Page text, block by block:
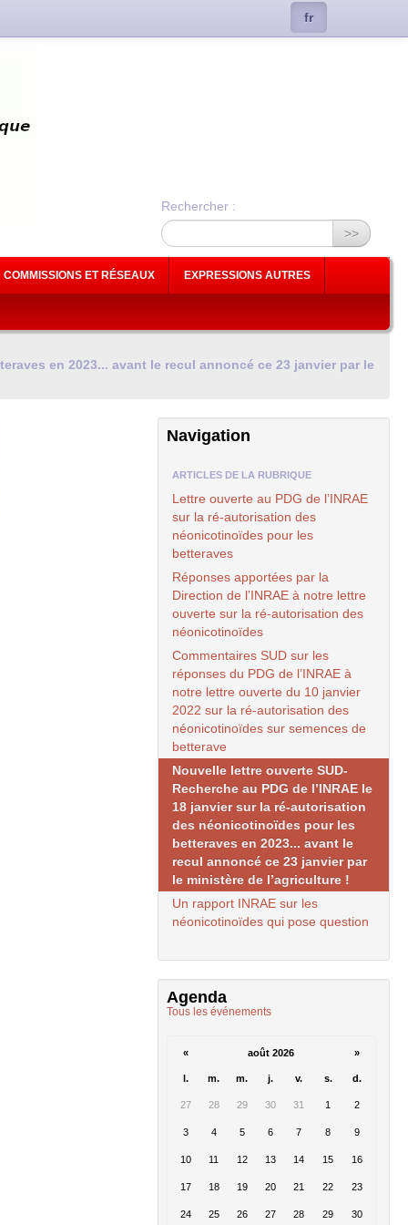
Rechercher :
>>
COMMISSIONS ET RÉSEAUX EXPRESSIONS AUTRES
en 2023... avant le recul annoncé ce 23 janvier par le
Navigation
ARTICLES DE LA RUBRIQUE
Lettre ouverte au PDG de l’INRAE
sur la ré-autorisation des
néonicotinoïdes pour les
betteraves
Réponses apportées par la
Direction de l’INRAE à notre lettre
ouverte sur la ré-autorisation des
néonicotinoïdes
Commentaires SUD sur les
réponses du PDG de l’INRAE à
notre lettre ouverte du 10 janvier
2022 sur la ré-autorisation des
néonicotinoïdes sur semences de
betterave
Nouvelle lettre ouverte SUD-
Recherche au PDG de l’INRAE le
18 janvier sur la ré-autorisation
des néonicotinoïdes pour les
betteraves en 2023... avant le
recul annoncé ce 23 janvier par
le ministère de l’agriculture !
Un rapport INRAE sur les
néonicotinoïdes qui pose question
Agenda
Tous les événements
« août 2026 »
l. m. m. j. v. s. d.
27 28 29 30 31 1 2
3 4 5 6 7 8 9
10 11 12 13 14 15 16
17 18 19 20 21 22 23
24 25 26 27 28 29 30
fr